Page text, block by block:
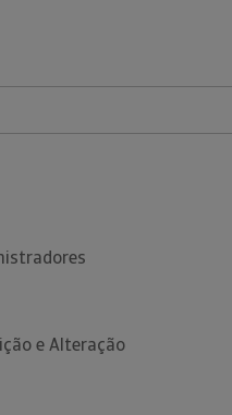
e Alteração